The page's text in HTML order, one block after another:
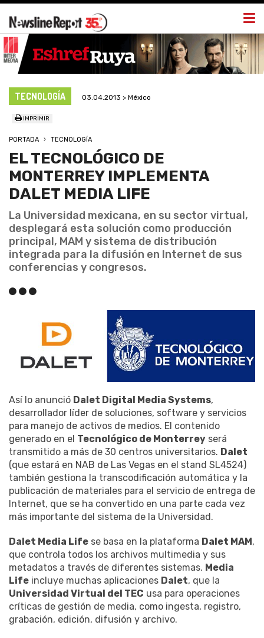
TECNOLOGÍA 03.04.2013 > México
IMPRIMIR
PORTADA TECNOLOGÍA
EL TECNOLÓGICO DE
MONTERREY IMPLEMENTA
DALET MEDIA LIFE
La Universidad mexicana, en su sector virtual,
desplegará esta solución como producción
principal, MAM y sistema de distribución
integrada para la difusión en Internet de sus
conferencias y congresos.
Así lo anunció Dalet Digital Media Systems,
desarrollador líder de soluciones, software y servicios
para manejo de activos de medios. El contenido
generado en el Tecnológico de Monterrey será
transmitido a más de 30 centros universitarios. Dalet
(que estará en NAB de Las Vegas en el stand SL4524)
también gestiona la transcodificación automática y la
publicación de materiales para el servicio de entrega de
Internet, que se ha convertido en una parte cada vez
más importante del sistema de la Universidad.
Dalet Media Life se basa en la plataforma Dalet MAM ,
que controla todos los archivos multimedia y sus
metadatos a través de diferentes sistemas. Media
Life incluye muchas aplicaciones Dalet, que la
Universidad Virtual del TEC usa para operaciones
críticas de gestión de media, como ingesta, registro,
grabación, edición, difusión y archivo.